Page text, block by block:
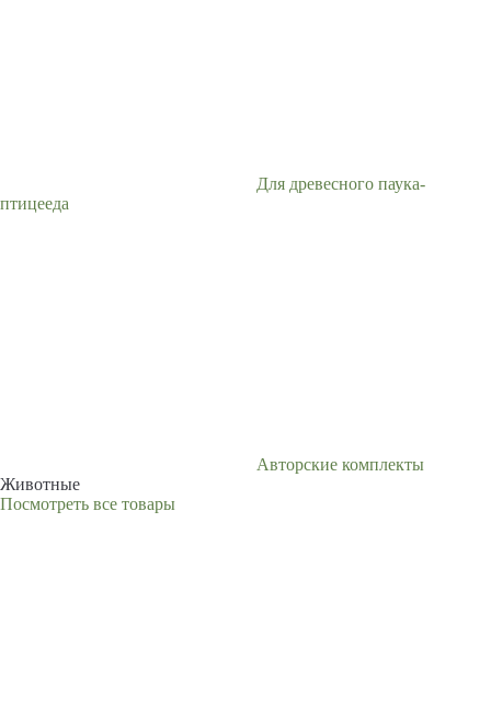
Для древесного паука-
птицееда
Авторские комплекты
Животные
Посмотреть все товары